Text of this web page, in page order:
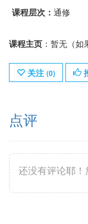
课程层次： 通修
课程主页 ：暂无（如
关注 (0)
点评
还没有评论耶！